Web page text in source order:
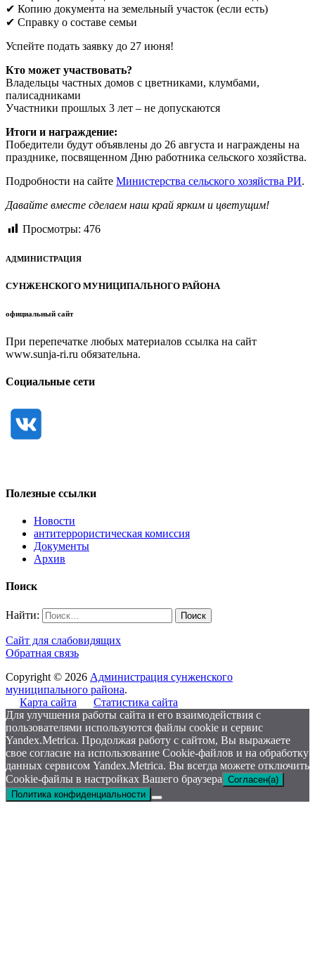
✔ Копию документа на земельный участок (если есть)
✔ Справку о составе семьи
Успейте подать заявку до 27 июня!
Кто может участвовать?
Владельцы частных домов с цветниками, клумбами,
палисадниками
Участники прошлых 3 лет – не допускаются
Итоги и награждение:
Победители будут объявлены до 26 августа и награждены на
празднике, посвященном Дню работника сельского хозяйства.
Подробности на сайте Министерства сельского хозяйства РИ.
Давайте вместе сделаем наш край ярким и цветущим!
Просмотры: 476
АДМИНИСТРАЦИЯ
СУНЖЕНСКОГО МУНИЦИПАЛЬНОГО РАЙОНА
официальный сайт
При перепечатке любых материалов ссылка на сайт
www.sunja-ri.ru обязательна.
Социальные сети
Полезные ссылки
Новости
антитеррористическая комиссия
Документы
Архив
Поиск
Найти:
Сайт для слабовидящих
Обратная связь
Copyright © 2026 Администрация сунженского
муниципального района.
Карта сайта
Статистика сайта
Для улучшения работы сайта и его взаимодействия с
пользователями используются файлы cookie и сервис
Yandex.Metrica. Продолжая работу с сайтом, Вы выражаете
свое согласие на использование Cookie-файлов и на обработку
данных сервисом Yandex.Metrica. Вы всегда можете отключить
Cookie-файлы в настройках Вашего браузера Согласен(а)
Политика конфиденциальности